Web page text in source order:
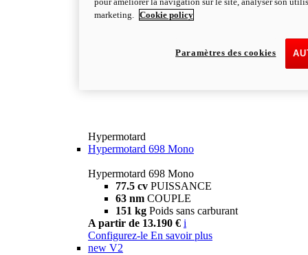
Hypermotard
Hypermotard 698 Mono
Hypermotard 698 Mono
77.5 cv PUISSANCE
63 nm COUPLE
151 kg Poids sans carburant
A partir de 13.190 € i
Configurez-le En savoir plus
new V2
marketing. Cookie policy
Paramètres des cookies